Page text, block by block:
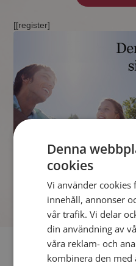
[[register]
Fler singlar
Denna
cookies
Vi använder cookies
innehåll, annonser
vår trafik. Vi delar
din användning av
våra reklam- och
kombinera den